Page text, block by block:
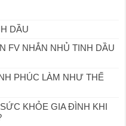
DẦU
FV NHẮN NHỦ TINH DẦU
PHÚC LÀM NHƯ THẾ
KHỎE GIA ĐÌNH KHI